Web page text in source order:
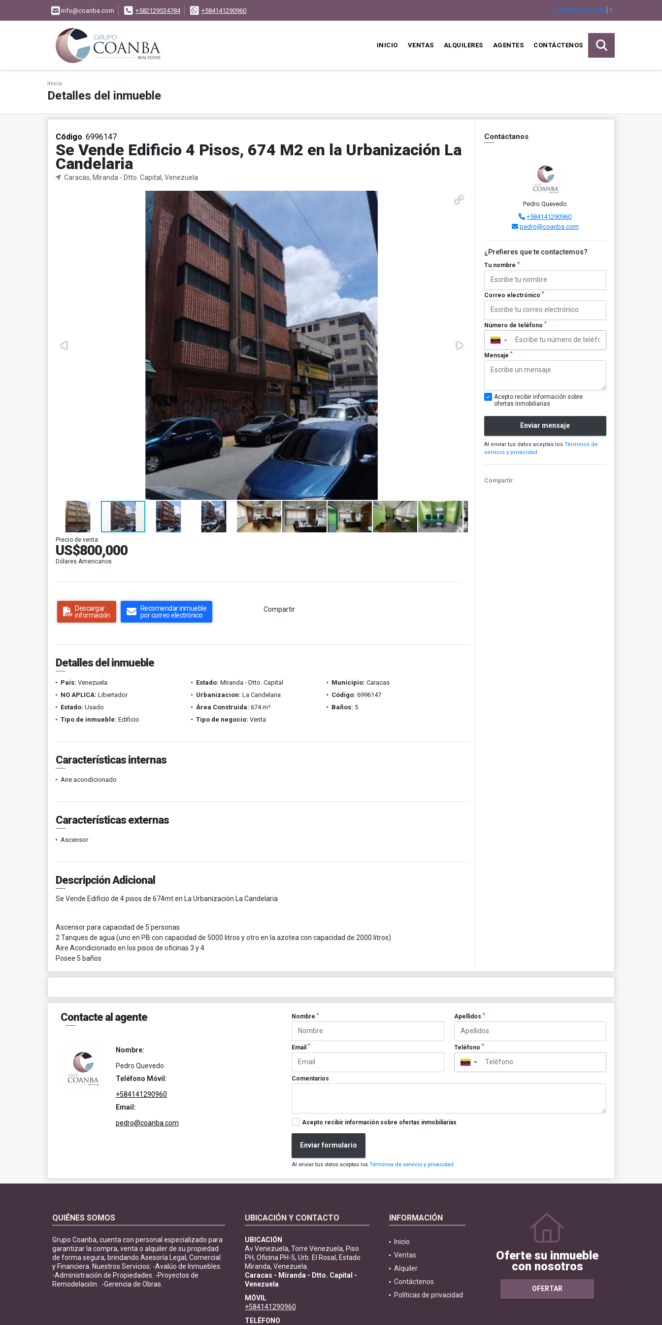
info@coanba.com +582129534784 +584141290960 Select Language ▼
INICIO VENTAS ALQUILERES AGENTES CONTÁCTENOS
Inicio
Detalles del inmueble
Código. 6996147
Se Vende Edificio 4 Pisos, 674 M2 en la Urbanización La
Candelaria
Caracas, Miranda - Dtto. Capital, Venezuela
Precio de venta
US$800,000
Dólares Americanos
Descargar
información
Recomendar inmueble
por correo electrónico
Compartir
Detalles del inmueble
País: Venezuela Estado: Miranda - Dtto. Capital Municipio: Caracas
NO APLICA: Libertador Urbanizacion: La Candelaria Código: 6996147
Estado: Usado Área Construida: 674 m² Baños: 5
Tipo de inmueble: Edificio Tipo de negocio: Venta
Características internas
Aire acondicionado
Características externas
Ascensor
Descripción Adicional
Se Vende Edificio de 4 pisos de 674mt en La Urbanización La Candelaria
Ascensor para capacidad de 5 personas
2 Tanques de agua (uno en PB con capacidad de 5000 litros y otro en la azotea con capacidad de 2000 litros)
Aire Acondicionado en los pisos de oficinas 3 y 4
Posee 5 baños
Contáctanos
Pedro Quevedo
+584141290960
pedro@coanba.com
¿Prefieres que te contactemos?
Tu nombre *
Correo electrónico *
Número de teléfono *
▼
Mensaje *
Acepto recibir información sobre
ofertas inmobiliarias
Enviar mensaje
Al enviar tus datos aceptas los Términos de
servicio y privacidad
Compartir:
Contacte al agente
Nombre:
Pedro Quevedo
Teléfono Móvil:
+584141290960
Email:
pedro@coanba.com
Nombre* Apellidos *
Email* Teléfono *
▼
Comentarios
Acepto recibir información sobre ofertas inmobiliarias
Enviar formulario
Al enviar tus datos aceptas losTérminos de servicio y privacidad
QUIÉNES SOMOS
Grupo Coanba, cuenta con personal especializado para
garantizar la compra, venta o alquiler de su propiedad
de forma segura, brindando Asesoría Legal, Comercial
y Financiera. Nuestros Servicios: -Avalúo de Inmuebles.
-Administración de Propiedades. -Proyectos de
Remodelación . -Gerencia de Obras.
UBICACIÓN Y CONTACTO
UBICACIÓN
Av Venezuela, Torre Venezuela, Piso
PH, Oficina PH-5, Urb. El Rosal, Estado
Miranda, Venezuela.
Caracas - Miranda - Dtto. Capital -
Venezuela
MÓVIL
+584141290960
TELÉFONO
INFORMACIÓN
Inicio
Ventas
Alquiler
Contáctenos
Políticas de privacidad
Oferte su inmueble
con nosotros
OFERTAR